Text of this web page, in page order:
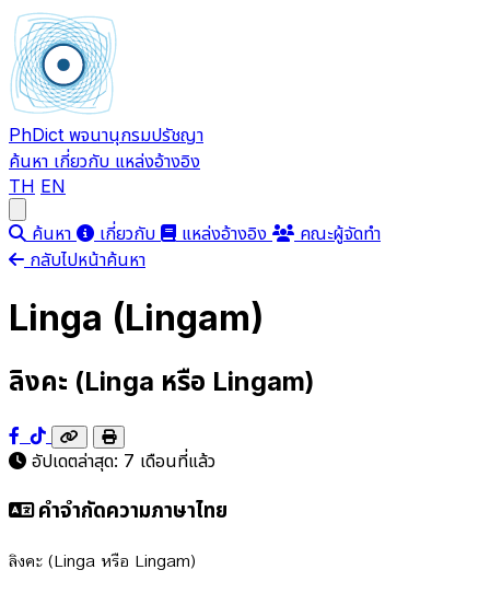
PhDict พจนานุกรมปรัชญา
ค้นหา เกี่ยวกับ แหล่งอ้างอิง
TH EN
ค้นหา เกี่ยวกับ แหล่งอ้างอิง
คณะผู้จัดทำ
กลับไปหน้าค้นหา
Linga (Lingam)
ลิงคะ (Linga หรือ Lingam)
อัปเดตล่าสุด: 7 เดือนที่แล้ว
คำจำกัดความภาษาไทย
ลิงคะ (Linga หรือ Lingam)